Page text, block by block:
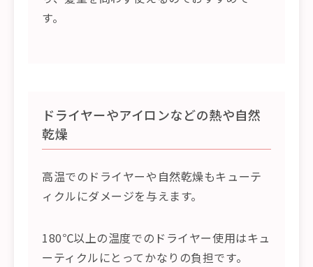
す。
ドライヤーやアイロンなどの熱や自然
乾燥
高温でのドライヤーや自然乾燥もキューテ
ィクルにダメージを与えます。
180℃以上の温度でのドライヤー使用はキュ
ーティクルにとってかなりの負担です。